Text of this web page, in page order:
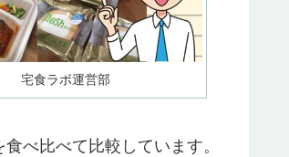
宅食ラボ運営部
べ比べて比較しています。